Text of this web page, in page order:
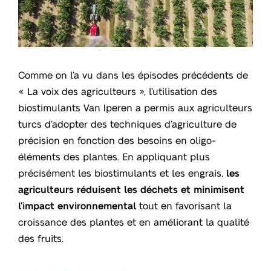
Comme on l’a vu dans les épisodes précédents de
« La voix des agriculteurs », l’utilisation des
biostimulants Van Iperen a permis aux agriculteurs
turcs d’adopter des techniques d’agriculture de
précision en fonction des besoins en oligo-
éléments des plantes. En appliquant plus
précisément les biostimulants et les engrais, les
agriculteurs réduisent les déchets et minimisent
l’impact environnemental tout en favorisant la
croissance des plantes et en améliorant la qualité
des fruits.